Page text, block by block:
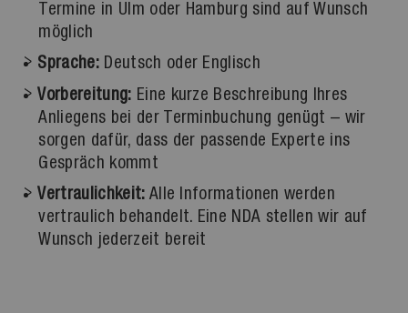
Termine in Ulm oder Hamburg sind auf Wunsch
möglich
Sprache: Deutsch oder Englisch
Vorbereitung: Eine kurze Beschreibung Ihres
Anliegens bei der Terminbuchung genügt – wir
sorgen dafür, dass der passende Experte ins
Gespräch kommt
Vertraulichkeit: Alle Informationen werden
vertraulich behandelt. Eine NDA stellen wir auf
Wunsch jederzeit bereit